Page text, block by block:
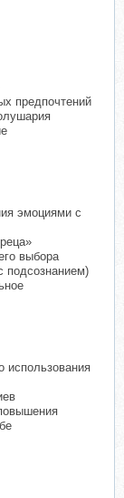
предпочтений
эмоциями с
выбора
подсознанием)
использования